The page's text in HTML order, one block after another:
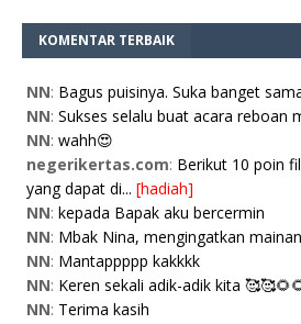
KOMENTAR TERBAIK
NN: Bagus puisinya. Suka banget
NN: Sukses selalu buat acara reboan
NN: wahh😍
negerikertas.com: Berikut 10 poin
yang dapat di... [hadiah]
NN: kepada Bapak aku bercermin
NN: Mbak Nina, mengingatkan
NN: Mantappppp kakkkk
NN: Keren sekali adik-adik kita
NN: Terima kasih